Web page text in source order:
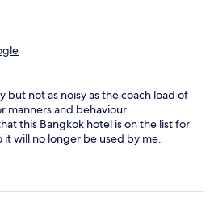
but not as noisy as the coach load of
manners and behaviour.
this Bangkok hotel is on the list for
it will no longer be used by me.